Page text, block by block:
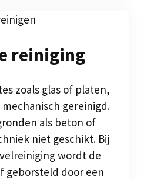
reiniging
zoals glas of platen,
gereinigd.
als beton of
niet geschikt. Bij
wordt de
geborsteld door een